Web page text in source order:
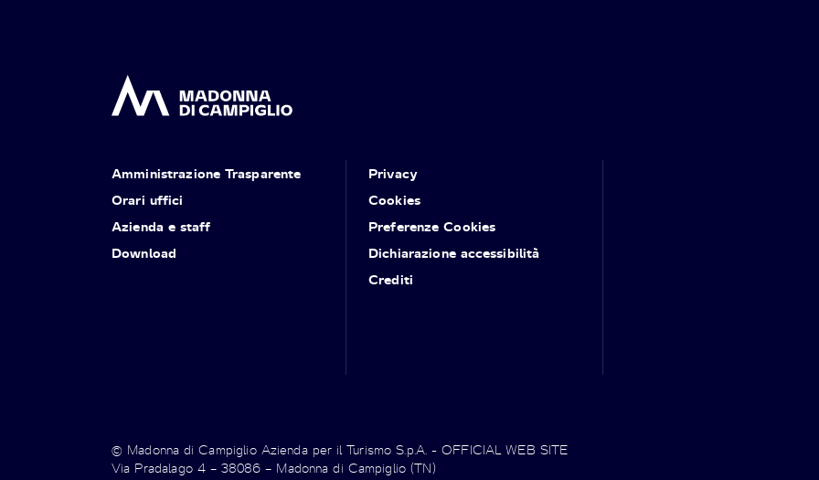
Amministrazione Trasparente
Orari uffici
Azienda e staff
Download
Privacy
Cookies
Preferenze Cookies
Dichiarazione accessibilità
Crediti
© Madonna di Campiglio Azienda per il Turismo S.p.A. - OFFICIAL WEB SITE
Via Pradalago 4 – 38086 – Madonna di Campiglio (TN)